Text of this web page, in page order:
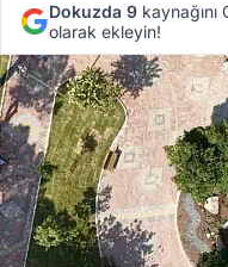
Dokuzda 9
olarak ekleyin!